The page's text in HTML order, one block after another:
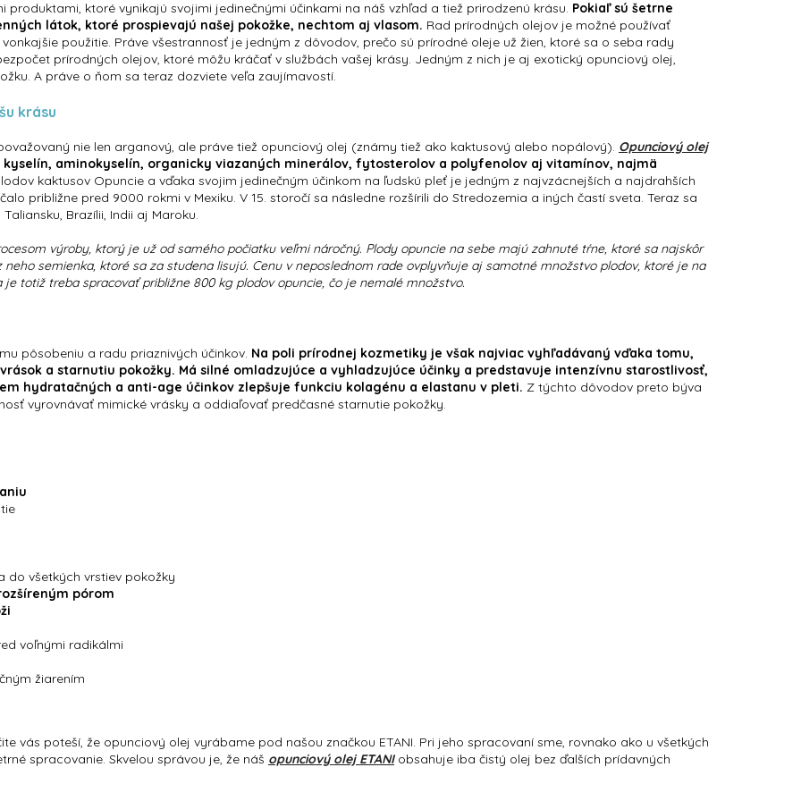
ktoré vynikajú svojimi jedinečnými účinkami na náš vzhľad a tiež prirodzenú krásu. Pokiaľ sú šetrne
látok, ktoré prospievajú našej pokožke, nechtom aj vlasom. Rad prírodných olejov je možné používať
použitie. Práve všestrannosť je jedným z dôvodov, prečo sú prírodné oleje už žien, ktoré sa o seba rady
prírodných olejov, ktoré môžu kráčať v službách vašej krásy. Jedným z nich je aj exotický opunciový olej,
A práve o ňom sa teraz dozviete veľa zaujímavostí.
krásu
nie len arganový, ale práve tiež opunciový olej (známy tiež ako kaktusový alebo nopálový). Opunciový olej
aminokyselín, organicky viazaných minerálov, fytosterolov a polyfenolov aj vitamínov, najmä
kaktusov Opuncie a vďaka svojim jedinečným účinkom na ľudskú pleť je jedným z najvzácnejších a najdrahších
približne pred 9000 rokmi v Mexiku. V 15. storočí sa následne rozšírili do Stredozemia a iných častí sveta. Teraz sa
Brazílii, Indii aj Maroku.
výroby, ktorý je už od samého počiatku veľmi náročný. Plody opuncie na sebe majú zahnuté tŕne, ktoré sa najskôr
semienka, ktoré sa za studena lisujú. Cenu v neposlednom rade ovplyvňuje aj samotné množstvo plodov, ktoré je na
totiž treba spracovať približne 800 kg plodov opuncie, čo je nemalé množstvo.
pôsobeniu a radu priaznivých účinkov. Na poli prírodnej kozmetiky je však najviac vyhľadávaný vďaka tomu,
a starnutiu pokožky. Má silné omladzujúce a vyhladzujúce účinky a predstavuje intenzívnu starostlivosť,
hydratačných a anti-age účinkov zlepšuje funkciu kolagénu a elastanu v pleti. Z týchto dôvodov preto býva
vyrovnávať mimické vrásky a oddiaľovať predčasné starnutie pokožky.
do všetkých vrstiev pokožky
pórom
voľnými radikálmi
žiarením
vás poteší, že opunciový olej vyrábame pod našou značkou ETANI. Pri jeho spracovaní sme, rovnako ako u všetkých
spracovanie. Skvelou správou je, že náš opunciový olej ETANI obsahuje iba čistý olej bez ďalších prídavných